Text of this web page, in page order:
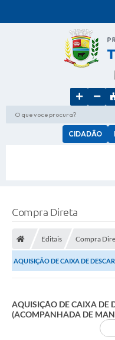
O que voce procura?
CIDADÃO
Compra Direta
Editais Compra
AQUISIÇÃO DE CAIXA DE
AQUISIÇÃO DE CAIXA DE
(ACOMPANHADA DE